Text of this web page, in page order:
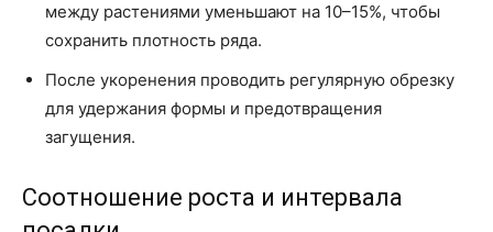
между растениями уменьшают на 10–15%, чтобы
сохранить плотность ряда.
После укоренения проводить регулярную обрезку
для удержания формы и предотвращения
загущения.
Соотношение роста и интервала